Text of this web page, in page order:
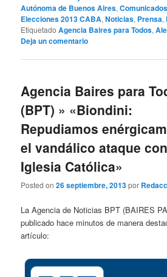
Autónoma de Buenos Aires,Comunicados
Elecciones 2013 CABA,Noticias, Prensa,
Etiquetado Agencia Baires para Todos,
Deja un comentario
Agencia Baires para
(BPT) » «Biondini:
Repudiamos
el vandálico ataque
Iglesia Católica»
Posted on26 septiembre, 2013por
La Agencia de Noticias BPT (BAIRES
publicado hace minutos de manera
artículo: